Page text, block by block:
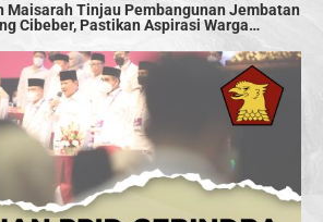
Maisarah Tinjau Pembangunan Jembatan
Cibeber, Pastikan Aspirasi Warga